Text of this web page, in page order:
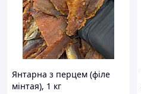
Янтарна з перцем (філе
мінтая), 1 кг